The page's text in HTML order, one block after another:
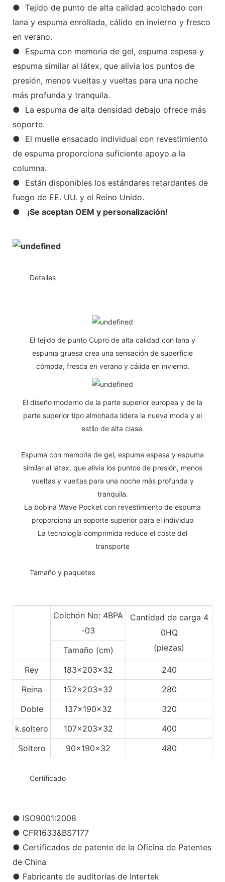
● Tejido de punto de alta calidad acolchado con
lana y espuma enrollada, cálido en invierno y fresco
en verano.
● Espuma con memoria de gel, espuma espesa y
espuma similar al látex, que alivia los puntos de
presión, menos vueltas y vueltas para una noche
más profunda y tranquila.
● La espuma de alta densidad debajo ofrece más
soporte.
● El muelle ensacado individual con revestimiento
de espuma proporciona suficiente apoyo a la
columna.
● Están disponibles los estándares retardantes de
fuego de EE. UU. y el Reino Unido.
●
¡Se aceptan OEM y personalización!
Detalles
El tejido de punto Cupro de alta calidad con lana y
espuma gruesa crea una sensación de superficie
cómoda, fresca en verano y cálida en invierno.
El diseño moderno de la parte superior europea y de la
parte superior tipo almohada lidera la nueva moda y el
estilo de alta clase.
Espuma con memoria de gel, espuma espesa y espuma
similar al látex, que alivia los puntos de presión, menos
vueltas y vueltas para una noche más profunda y
tranquila.
La bobina Wave Pocket con revestimiento de espuma
proporciona un soporte superior para el individuo
La tecnología comprimida reduce el coste del
transporte
Tamaño y paquetes
Colchón No: 4BPA
-03
Cantidad de carga 4
0HQ
(piezas)
Tamaño (cm)
Rey
183x203x32
240
Reina
152x203x32
280
Doble
137x190x32
320
k.soltero
107x203x32
400
Soltero
90x190x32 480
Certificado
● ISO9001:2008
● CFR1633&BS7177
● Certificados de patente de la Oficina de Patentes
de China
● Fabricante de auditorías de Intertek